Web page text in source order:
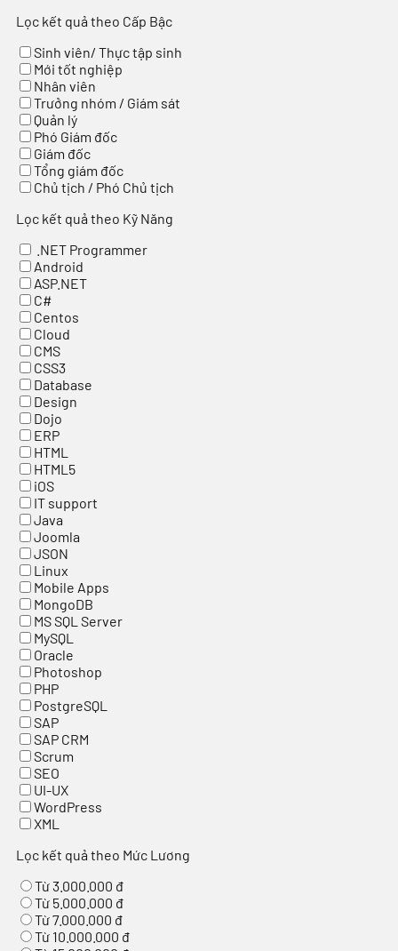
Lọc kết quả theo Cấp Bậc
Sinh viên/ Thực tập sinh
Mới tốt nghiệp
Nhân viên
Trưởng nhóm / Giám sát
Quản lý
Phó Giám đốc
Giám đốc
Tổng giám đốc
Chủ tịch / Phó Chủ tịch
Lọc kết quả theo Kỹ Năng
.NET Programmer
Android
ASP.NET
C#
Centos
Cloud
CMS
CSS3
Database
Design
Dojo
ERP
HTML
HTML5
iOS
IT support
Java
Joomla
JSON
Linux
Mobile Apps
MongoDB
MS SQL Server
MySQL
Oracle
Photoshop
PHP
PostgreSQL
SAP
SAP CRM
Scrum
SEO
UI-UX
WordPress
XML
Lọc kết quả theo Mức Lương
Từ 3.000.000 đ
Từ 5.000.000 đ
Từ 7.000.000 đ
Từ 10.000.000 đ